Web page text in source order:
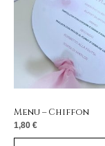
Menu – Chiffon
1,80 €